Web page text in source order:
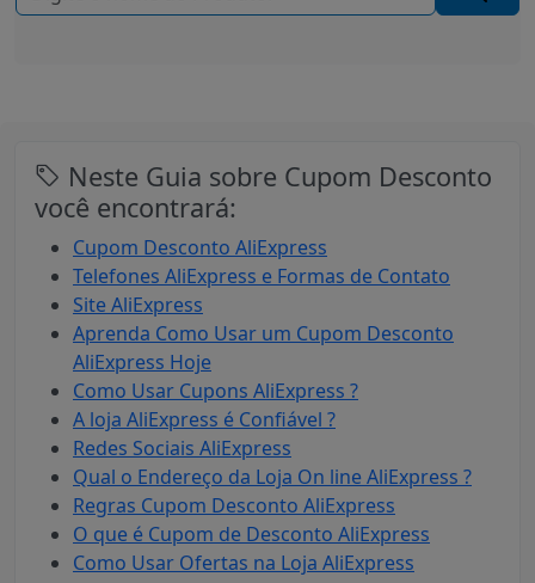
Neste Guia sobre Cupom Desconto
você encontrará:
Cupom Desconto AliExpress
Telefones AliExpress e Formas de Contato
Site AliExpress
Aprenda Como Usar um Cupom Desconto
AliExpress Hoje
Como Usar Cupons AliExpress ?
A loja AliExpress é Confiável ?
Redes Sociais AliExpress
Qual o Endereço da Loja On line AliExpress ?
Regras Cupom Desconto AliExpress
O que é Cupom de Desconto AliExpress
Como Usar Ofertas na Loja AliExpress